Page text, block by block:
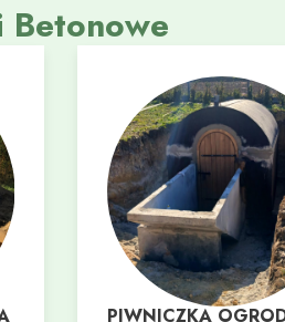
Betonowe
PIWNICZKA